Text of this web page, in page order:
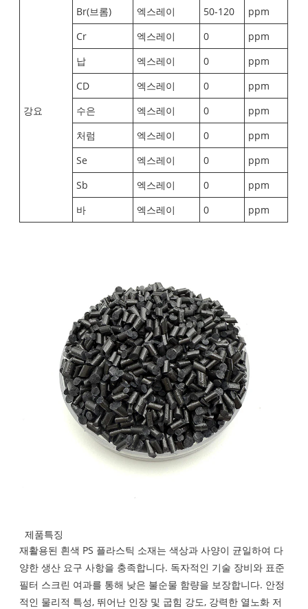
강요
Br(브롬) 엑스레이 50-120
ppm
Cr
엑스레이 0
ppm
납
엑스레이 0
ppm
CD
엑스레이 0
ppm
수은
엑스레이 0
ppm
처럼
엑스레이 0
ppm
Se
엑스레이 0
ppm
Sb
엑스레이 0
ppm
바
엑스레이 0 ppm
제품특징
재활용된 흰색 PS 플라스틱 소재는 색상과 사양이 균일하여 다
양한 생산 요구 사항을 충족합니다. 독자적인 기술 장비와 표준
필터 스크린 여과를 통해 낮은 불순물 함량을 보장합니다. 안정
적인 물리적 특성, 뛰어난 인장 및 굽힘 강도, 강력한 열노화 저